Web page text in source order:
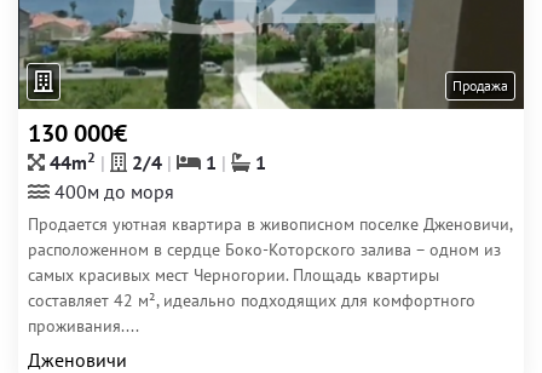
Продажа
130 000€
44m2 2/4 1
1
400м до моря
Продается уютная квартира в живописном поселке Дженовичи,
расположенном в сердце Боко-Которского залива – одном из
самых красивых мест Черногории. Площадь квартиры
составляет 42 м², идеально подходящих для комфортного
проживания....
Дженовичи